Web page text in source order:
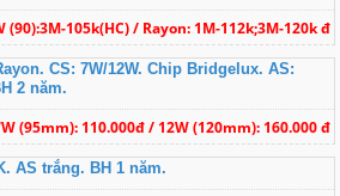
(90):3M-105k(HC) / Rayon: 1M-112k;3M-120k đ
CS: 7W/12W. Chip Bridgelux. AS:
2 năm.
(95mm): 110.000đ / 12W (120mm): 160.000 đ
AS trắng. BH 1 năm.